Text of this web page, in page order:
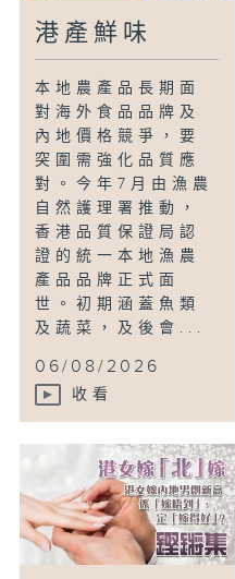
港產鮮味
本地農產品長期面
對海外食品品牌及
內地價格競爭，要
突圍需強化品質應
對。今年7月由漁農
自然護理署推動，
香港品質保證局認
證的統一本地漁農
產品品牌正式面
世。初期涵蓋魚類
及蔬菜，及後會...
06/08/2026
收看